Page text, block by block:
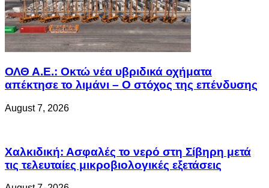
ΟΛΘ Α.Ε.: Οκτώ νέα υβριδικά οχήματα
απέκτησε το λιμάνι – Ο στόχος της επένδυσης
August 7, 2026
Χαλκιδική: Ασφαλές το νερό στη Σίβηρη μετά
τις τελευταίες μικροβιολογικές εξετάσεις